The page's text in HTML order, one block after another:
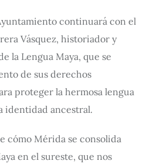
continuará con el
Vásquez, historiador y
la Lengua Maya, que se
de sus derechos
proteger la hermosa lengua
identidad ancestral.
cómo Mérida se consolida
en el sureste, que nos